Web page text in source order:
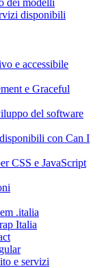
dei modelli
disponibili
e accessibile
e Graceful
del software
con Can I
CSS e JavaScript
.italia
Italia
e servizi